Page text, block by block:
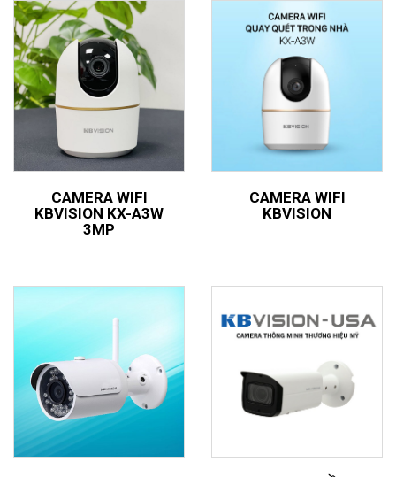
CAMERA WIFI
KBVISION KX-A3W
3MP
CAMERA WIFI
KBVISION